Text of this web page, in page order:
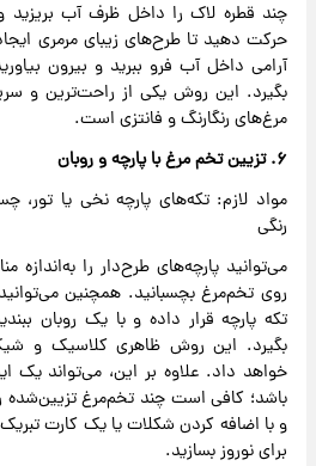
چند قطره لاک را داخل ظرف آب بریزید
حرکت دهید تا طرح‌های زیبای مرمری
آرامی داخل آب فرو ببرید و بیرون
بگیرد. این روش یکی از راحت‌ترین و
مرغ‌های رنگارنگ و فانتزی است.
۶. تزیین تخم ‌مرغ با پارچه و روبان
مواد لازم: تکه‌های پارچه نخی یا
رنگی
می‌توانید پارچه‌های طرح‌دار را
روی تخم‌مرغ بچسبانید. همچنین
تکه پارچه قرار داده و با یک روبان
بگیرد. این روش ظاهری کلاسیک و
خواهد داد. علاوه بر این، می‌تواند یک
باشد؛ کافی است چند تخم‌مرغ
و با اضافه کردن شکلات یا یک کارت
برای نوروز بسازید.